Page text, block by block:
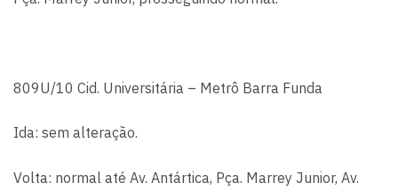
809U/10 Cid. Universitária – Metrô Barra Funda
Ida: sem alteração.
Volta: normal até Av. Antártica, Pça. Marrey Junior, Av.